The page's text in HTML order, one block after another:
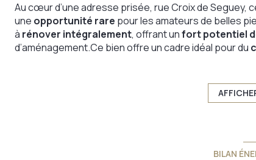
Au cœur d’une adresse prisée, rue Croix de Seguey,
une opportunité rare pour les amateurs de belles
à rénover intégralement, offrant unfort potentiel
d’aménagement.Ce bien offre un cadre idéal pour du
BILAN